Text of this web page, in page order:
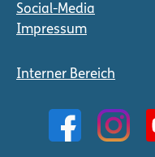
Social-Media
Impressum
Interner Bereich